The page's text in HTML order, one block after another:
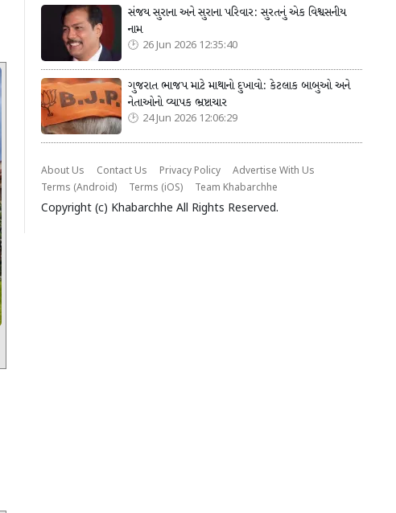
સંજય સુરાના અને સુરાના પરિવાર: સુરતનું એક વિશ્વસનીય
નામ
26 Jun 2026 12:35:40
ગુજરાત ભાજપ માટે માથાનો દુખાવો: કેટલાક બાબુઓ અને
નેતાઓનો વ્યાપક ભ્રષ્ટાચાર
24 Jun 2026 12:06:29
About Us Contact Us Privacy Policy
Advertise With Us
Terms (Android)
Terms (iOS) Team Khabarchhe
Copyright (c) Khabarchhe All Rights Reserved.